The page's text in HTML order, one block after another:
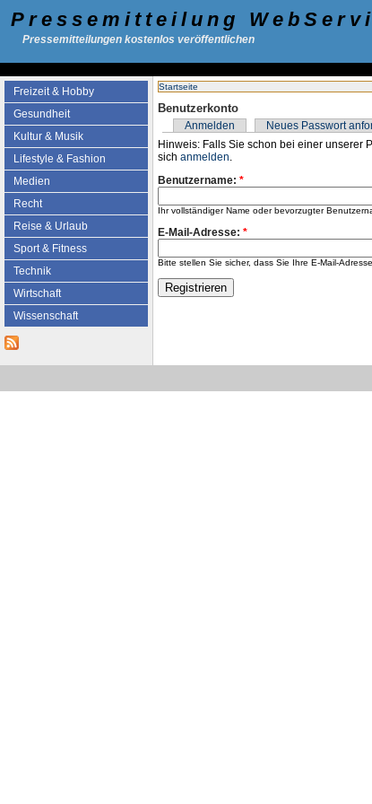
Pressemitteilung
Pressemitteilungen kostenlos veröffentlichen
Freizeit & Hobby
Gesundheit
Kultur & Musik
Lifestyle & Fashion
Medien
Recht
Reise & Urlaub
Sport & Fitness
Technik
Wirtschaft
Wissenschaft
Startseite
Benutzerkonto
Anmelden Neues Passwort
Hinweis: Falls Sie schon bei einer unserer
sich anmelden
Benutzername: *
Ihr vollständiger Name oder bevorzugter
E-Mail-Adresse: *
Bitte stellen Sie sicher, dass Sie Ihre E-Mail-